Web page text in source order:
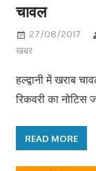
चावल
27/08/2017
खबर
हल्द्वानी में खराब
रिकवरी का नोटिस
READ MORE